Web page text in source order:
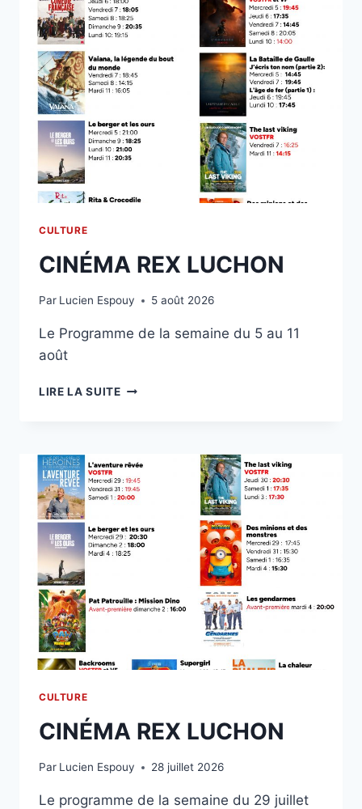
CULTURE
CINÉMA REX LUCHON
Par Lucien Espouy 5 août 2026
Le Programme de la semaine du 5 au 11
août
LIRE LA SUITECINÉMA
CULTURE
CINÉMA REX LUCHON
Par Lucien Espouy 28 juillet 2026
Le programme de la semaine du 29 juillet